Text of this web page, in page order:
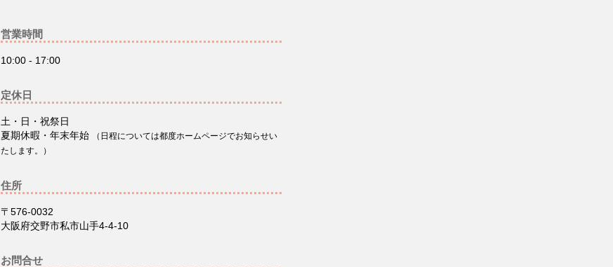
営業時間
10:00 - 17:00
定休日
土・日・祝祭日
夏期休暇・年末年始
（日程については都度ホームページでお知らせい
たします。）
住所
〒576-0032
大阪府交野市私市山手4-4-10
お問合せ